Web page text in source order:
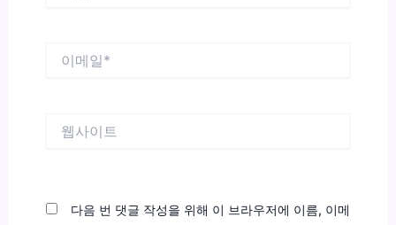
다음 번 댓글 작성을 위해 이 브라우저에 이름, 이메